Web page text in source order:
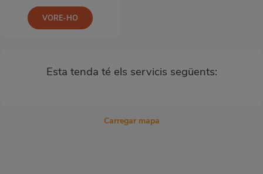
Esta tenda té els servicis següents:
VORE-HO
Carregar mapa